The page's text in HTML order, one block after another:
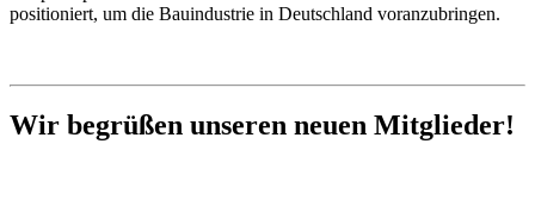
positioniert, um die Bauindustrie in Deutschland voranzubringen.
Wir begrüßen unseren neuen Mitglieder!